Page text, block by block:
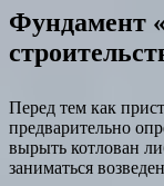
Фундамент
Перед тем как
предварительно
вырыть котлован
заниматься